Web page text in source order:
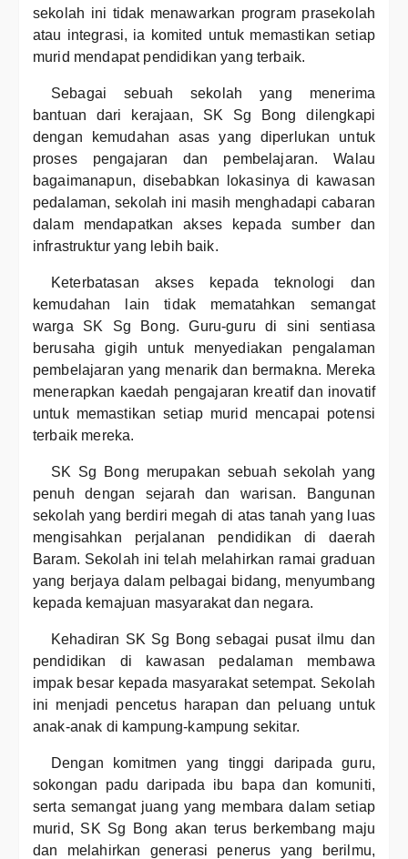
sekolah ini tidak menawarkan program prasekolah
atau integrasi, ia komited untuk memastikan setiap
murid mendapat pendidikan yang terbaik.
Sebagai sebuah sekolah yang menerima
bantuan dari kerajaan, SK Sg Bong dilengkapi
dengan kemudahan asas yang diperlukan untuk
proses pengajaran dan pembelajaran. Walau
bagaimanapun, disebabkan lokasinya di kawasan
pedalaman, sekolah ini masih menghadapi cabaran
dalam mendapatkan akses kepada sumber dan
infrastruktur yang lebih baik.
Keterbatasan akses kepada teknologi dan
kemudahan lain tidak mematahkan semangat
warga SK Sg Bong. Guru-guru di sini sentiasa
berusaha gigih untuk menyediakan pengalaman
pembelajaran yang menarik dan bermakna. Mereka
menerapkan kaedah pengajaran kreatif dan inovatif
untuk memastikan setiap murid mencapai potensi
terbaik mereka.
SK Sg Bong merupakan sebuah sekolah yang
penuh dengan sejarah dan warisan. Bangunan
sekolah yang berdiri megah di atas tanah yang luas
mengisahkan perjalanan pendidikan di daerah
Baram. Sekolah ini telah melahirkan ramai graduan
yang berjaya dalam pelbagai bidang, menyumbang
kepada kemajuan masyarakat dan negara.
Kehadiran SK Sg Bong sebagai pusat ilmu dan
pendidikan di kawasan pedalaman membawa
impak besar kepada masyarakat setempat. Sekolah
ini menjadi pencetus harapan dan peluang untuk
anak-anak di kampung-kampung sekitar.
Dengan komitmen yang tinggi daripada guru,
sokongan padu daripada ibu bapa dan komuniti,
serta semangat juang yang membara dalam setiap
murid, SK Sg Bong akan terus berkembang maju
dan melahirkan generasi penerus yang berilmu,